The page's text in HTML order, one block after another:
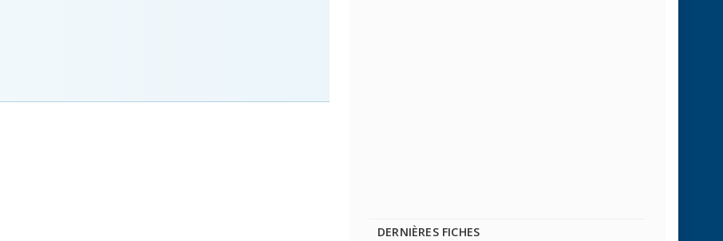
DERNIÈRES FICHES